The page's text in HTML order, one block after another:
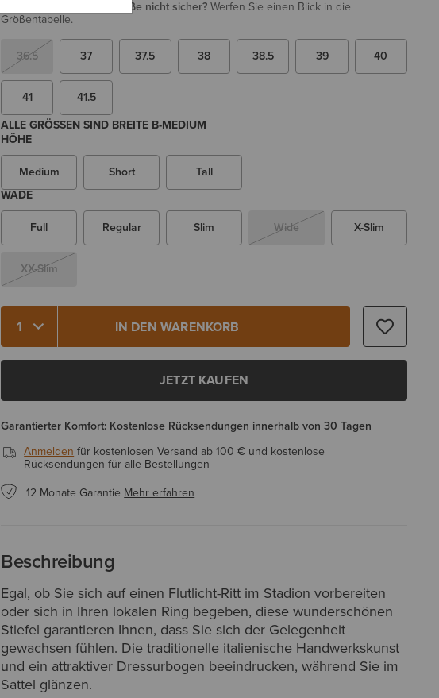
Sie sind sich bei Ihrer Größe nicht sicher?Werfen Sie einen Blick in die
Größentabelle.
36.5 37 37.5 38 38.5 39 40
41
41.5
ALLE GRÖSSEN SIND BREITE B-MEDIUM
HÖHE
Medium
Short
Tall
WADE
Full
Regular Slim Wide X-Slim
XX-Slim
Menge 1 IN DEN WARENKORB
JETZT KAUFEN
Garantierter Komfort: Kostenlose Rücksendungen innerhalb von 30 Tagen
Anmelden für kostenlosen Versand ab 100 € und kostenlose
Rücksendungen für alle Bestellungen
12 Monate Garantie Mehr erfahren
Beschreibung
Egal, ob Sie sich auf einen Flutlicht-Ritt im Stadion vorbereiten
oder sich in Ihren lokalen Ring begeben, diese wunderschönen
Stiefel garantieren Ihnen, dass Sie sich der Gelegenheit
gewachsen fühlen. Die traditionelle italienische Handwerkskunst
und ein attraktiver Dressurbogen beeindrucken, während Sie im
Sattel glänzen.